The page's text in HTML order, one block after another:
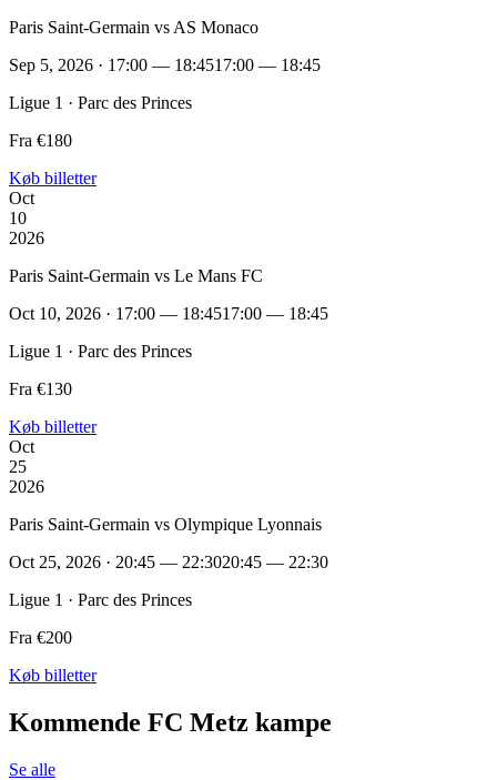
Paris Saint-Germain vs AS Monaco
Sep 5, 2026 · 17:00 — 18:4517:00 — 18:45
Ligue 1 · Parc des Princes
Fra €180
Køb billetter
Oct
10
2026
Paris Saint-Germain vs Le Mans FC
Oct 10, 2026 · 17:00 — 18:4517:00 — 18:45
Ligue 1 · Parc des Princes
Fra €130
Køb billetter
Oct
25
2026
Paris Saint-Germain vs Olympique Lyonnais
Oct 25, 2026 · 20:45 — 22:3020:45 — 22:30
Ligue 1 · Parc des Princes
Fra €200
Køb billetter
Kommende FC Metz kampe
Se alle